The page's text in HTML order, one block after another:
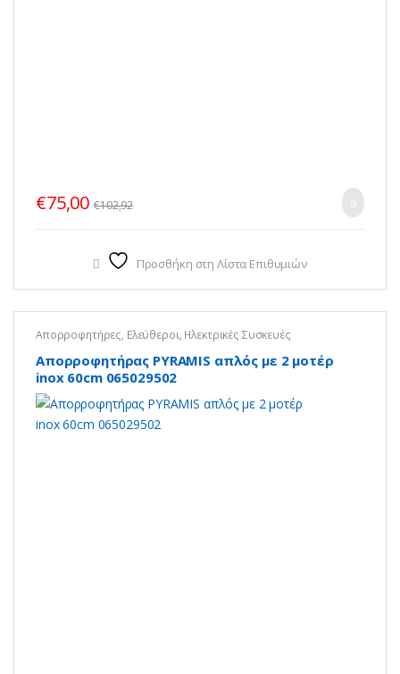
€75,00 €102,92
Προσθήκη στη Λίστα Επιθυμιών
Απορροφητήρες, Ελεύθεροι, Ηλεκτρικές Συσκευές
Απορροφητήρας PYRAMIS απλός με 2 μοτέρ
inox 60cm 065029502